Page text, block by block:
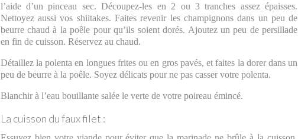
l’aide d’un pinceau sec. Découpez-les en 2 ou 3 tranches assez épaisses.
Nettoyez aussi vos shiitakes. Faites revenir les champignons dans un peu de
beurre chaud à la poêle pour qu’ils soient dorés. Ajoutez un peu de persillade
en fin de cuisson. Réservez au chaud.
Détaillez la polenta en longues frites ou en gros pavés, et faites la dorer dans un
peu de beurre à la poêle. Soyez délicats pour ne pas casser votre polenta.
Blanchir à l’eau bouillante salée le verte de votre poireau émincé.
La cuisson du faux filet :